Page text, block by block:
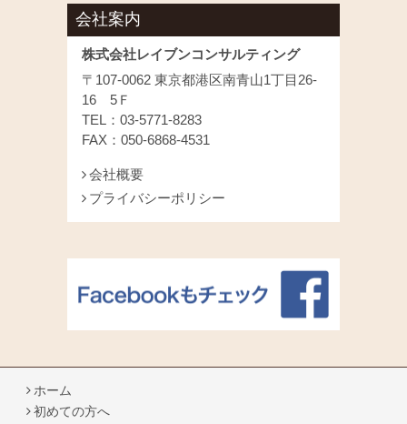
会社案内
株式会社レイブンコンサルティング
〒107-0062 東京都港区南青山1丁目26-
16 5Ｆ
TEL：03-5771-8283
FAX：050-6868-4531
会社概要
プライバシーポリシー
ホーム
初めての方へ